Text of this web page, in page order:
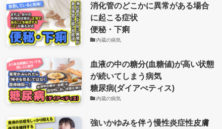
消化管のどこかに異常がある場合
に起こる症状
便秘・下痢
内蔵の病気
血液の中の糖分(血糖値)が高い状態
が続いてしまう病気
糖尿病(ダイアべティス)
内蔵の病気
強いかゆみを伴う慢性炎症性皮膚